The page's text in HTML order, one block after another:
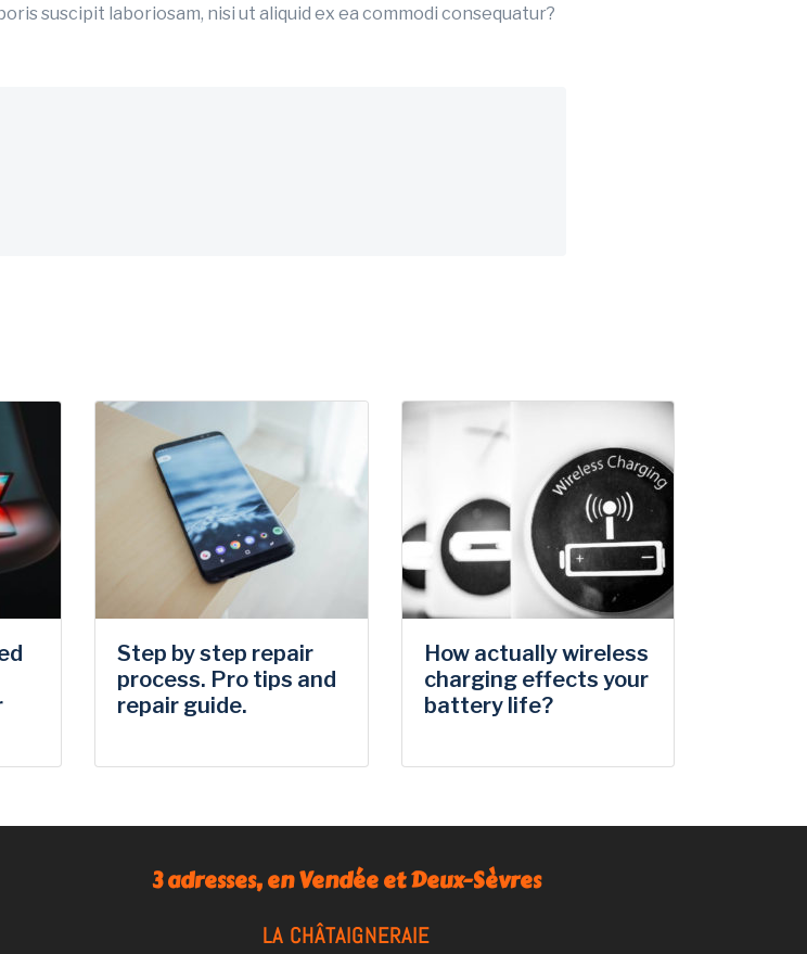
suscipit laboriosam, nisi ut aliquid ex ea commodi consequatur?
Step by step repair
process. Pro tips and
repair guide.
How actually wireless
charging effects your
battery life?
3 adresses, en Vendée et Deux-Sèvres
LA CHÂTAIGNERAIE